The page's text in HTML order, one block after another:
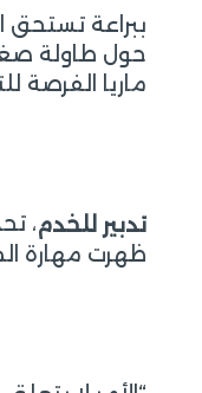
ببراعة تستحق
حول طاولة
ماريا الفرصة
تدبير للخدم،
ظهرت مهارة